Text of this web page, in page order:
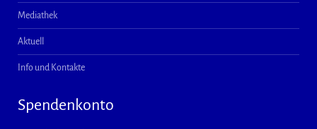
Mediathek
Aktuell
Info und Kontakte
Spendenkonto